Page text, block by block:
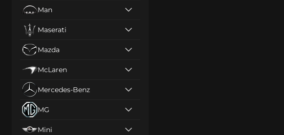
Man
Maserati
Mazda
McLaren
Mercedes-Benz
MG
Mini